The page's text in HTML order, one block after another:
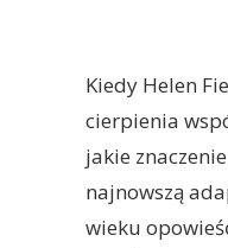
Kiedy Helen
cierpienia
jakie
najnowszą
wieku